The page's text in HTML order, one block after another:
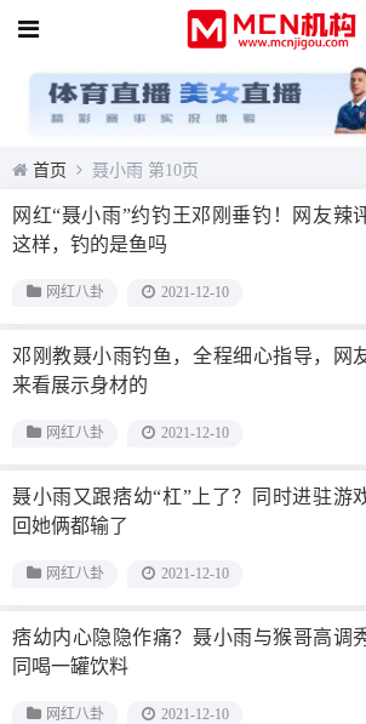
首页 聂小雨 第10页
网红“聂小雨”约钓王邓刚垂钓！网友辣
这样，钓的是鱼吗
网红八卦 2021-12-10
邓刚教聂小雨钓鱼，全程细心指导，网
来看展示身材的
网红八卦 2021-12-10
聂小雨又跟痞幼“杠”上了？同时进驻游
回她俩都输了
网红八卦 2021-12-10
痞幼内心隐隐作痛？聂小雨与猴哥高调
同喝一罐饮料
网红八卦 2021-12-10